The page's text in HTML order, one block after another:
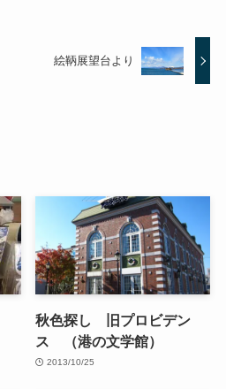
絵鞆展望台より
秋色探し 旧プロビデン
ス （港の文学館）
2013/10/25